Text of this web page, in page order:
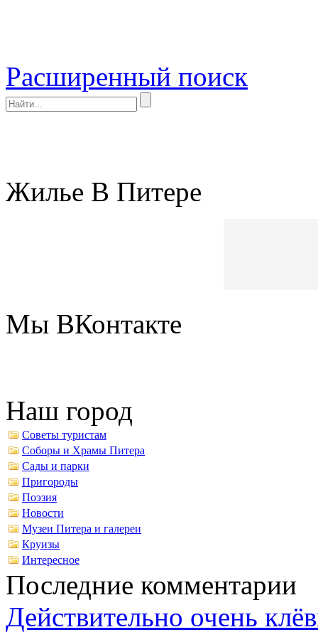
Расширенный поиск
Жилье В Питере
Мы ВКонтакте
Наш город
Советы туристам
Соборы и Храмы Питера
Сады и парки
Пригороды
Поэзия
Новости
Музеи Питера и галереи
Круизы
Интересное
Последние комментарии
Действительно очень